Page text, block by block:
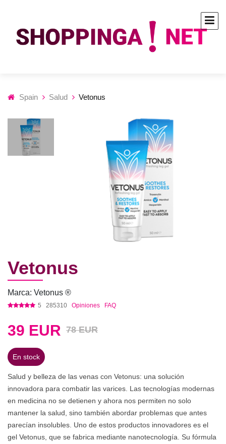
Spain Salud Vetonus
Vetonus
Marca: Vetonus ®
5 285310 Opiniones FAQ
39 EUR 78 EUR
En stock
Salud y belleza de las venas con Vetonus: una solución
innovadora para combatir las varices. Las tecnologías modernas
en medicina no se detienen y ahora nos permiten no solo
mantener la salud, sino también abordar problemas que antes
parecían insolubles. Uno de estos productos innovadores es el
gel Vetonus, que se fabrica mediante nanotecnología. Su fórmula